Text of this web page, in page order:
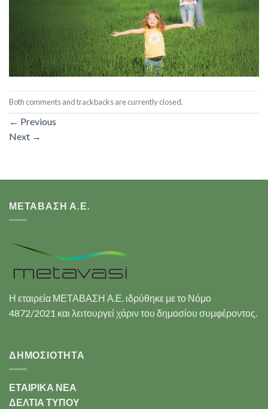
Both comments and trackbacks are currently closed.
← Previous
Next →
ΜΕΤΑΒΑΣΗ Α.Ε.
Η εταιρεία ΜΕΤΑΒΑΣΗ Α.Ε. ιδρύθηκε με το Νόμο
4872/2021 και λειτουργεί χάριν του δημοσίου συμφέροντος.
ΔΗΜΟΣΙΟΤΗΤΑ
ΕΤΑΙΡΙΚΑ ΝΕΑ
ΔΕΛΤΙΑ ΤΥΠΟΥ